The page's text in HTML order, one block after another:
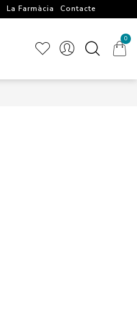
La Farmàcia
Contacte
0